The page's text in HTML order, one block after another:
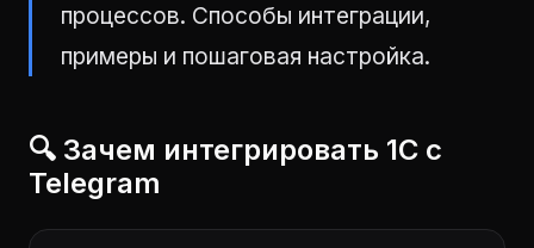
процессов. Способы интеграции,
примеры и пошаговая настройка.
🔍 Зачем интегрировать 1С с
Telegram